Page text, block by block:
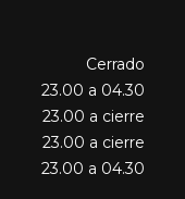
Cerrado
23.00 a 04.30
23.00 a cierre
23.00 a cierre
23.00 a 04.30